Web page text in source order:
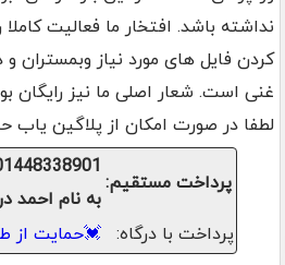
نداشته باشد. افتخار ما فعالیت کاملا
کردن فایل های مورد نیاز وبمستران
غنی است. شعار اصلی ما نیز رایگان
لطفا در صورت امکان از پلاگین یاب
پرداخت مستقیم:
به نام احمد
پرداخت با درگاه:
💓حمایت از